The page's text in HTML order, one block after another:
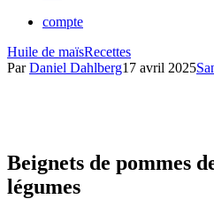
compte
Huile de maïsRecettes
Par Daniel Dahlberg17 avril 2025
Beignets de pommes
légumes